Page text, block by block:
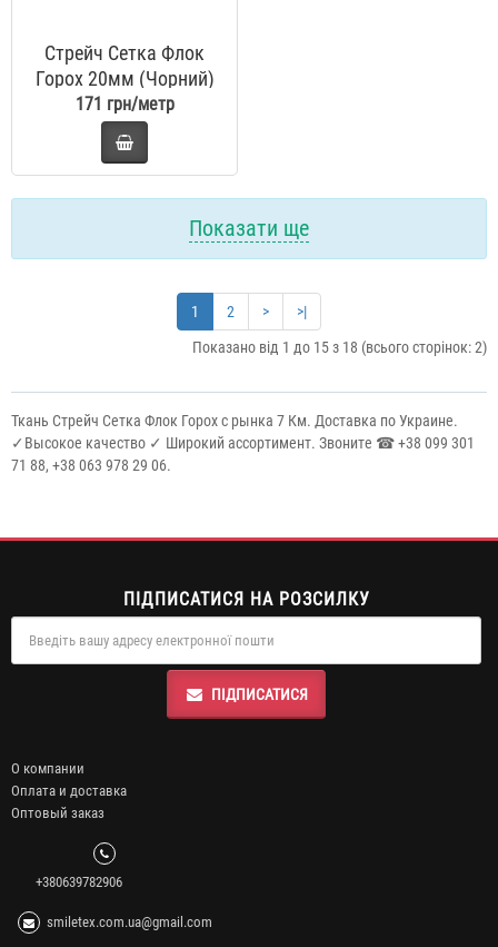
Стрейч Сетка Флок
Горох 20мм (Чорний)
171 грн/метр
Показати ще
1 2 >
>|
Показано від 1 до 15 з 18 (всього сторінок: 2)
Ткань Стрейч Сетка Флок Горох с рынка 7 Км. Доставка по Украине.
✓Высокое качество ✓ Широкий ассортимент. Звоните ☎ +38 099 301
71 88, +38 063 978 29 06.
ПІДПИСАТИСЯ НА РОЗСИЛКУ
ПІДПИСАТИСЯ
О компании
Оплата и доставка
Оптовый заказ
+380639782906
smiletex.com.ua@gmail.com